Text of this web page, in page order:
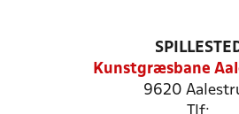
Kunstgræsbane
9620